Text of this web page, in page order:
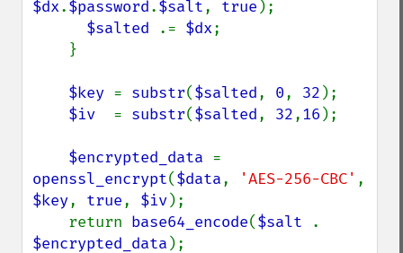
$dx.$password.$salt, true );
$salted
.= $dx;
$key = substr($salted, 0, 32 );
$iv = substr($salted, 32,16 );
$encrypted_data
openssl_encrypt($data, 'AES-256-CBC'
$key, true, $iv);
    return
base64_encode($salt
$encrypted_data );